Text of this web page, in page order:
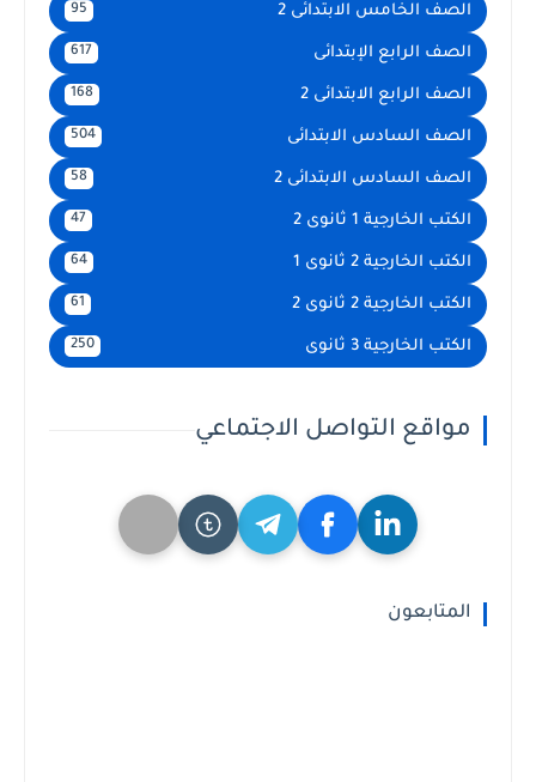
الصف الخامس الابتدائى 2 95
الصف الرابع الإبتدائى 617
الصف الرابع الابتدائى 2 168
الصف السادس الابتدائى 504
الصف السادس الابتدائى 2 58
الكتب الخارجية 1 ثانوى 2 47
الكتب الخارجية 2 ثانوى 1 64
الكتب الخارجية 2 ثانوى 2 61
الكتب الخارجية 3 ثانوى 250
مواقع التواصل الاجتماعي
المتابعون